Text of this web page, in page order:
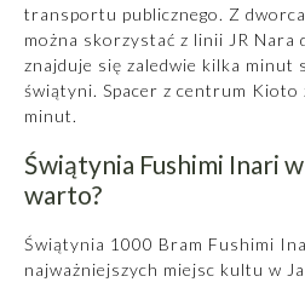
transportu publicznego. Z
można skorzystać z linii JR
znajduje się zaledwie kilka minut
świątyni. Spacer z centrum Kioto
minut.
Świątynia Fushimi Inari
warto?
Świątynia 1000 Bram Fushimi
najważniejszych miejsc kultu w